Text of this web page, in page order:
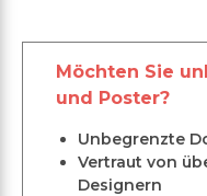
Möchten Sie
und Poster?
Unbegrenzte
Vertraut von
Designern